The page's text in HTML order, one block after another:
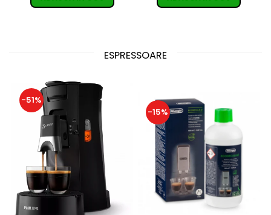
ESPRESSOARE
-51%
-15%